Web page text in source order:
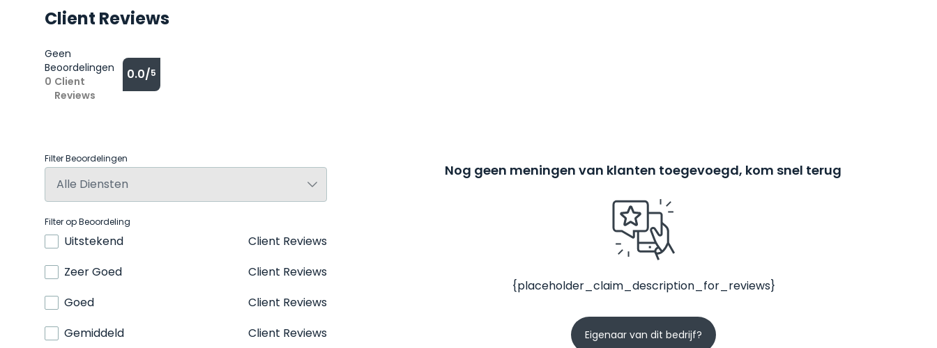
Client Reviews
Geen
Beoordelingen
0 Client
Reviews
0.0/5
Filter Beoordelingen
Filter op Beoordeling
Uitstekend
Client Reviews
Zeer Goed
Client Reviews
Goed
Client Reviews
Gemiddeld
Client Reviews
Nog geen meningen van klanten toegevoegd, kom snel terug
{placeholder_claim_description_for_reviews}
Eigenaar van dit bedrijf?